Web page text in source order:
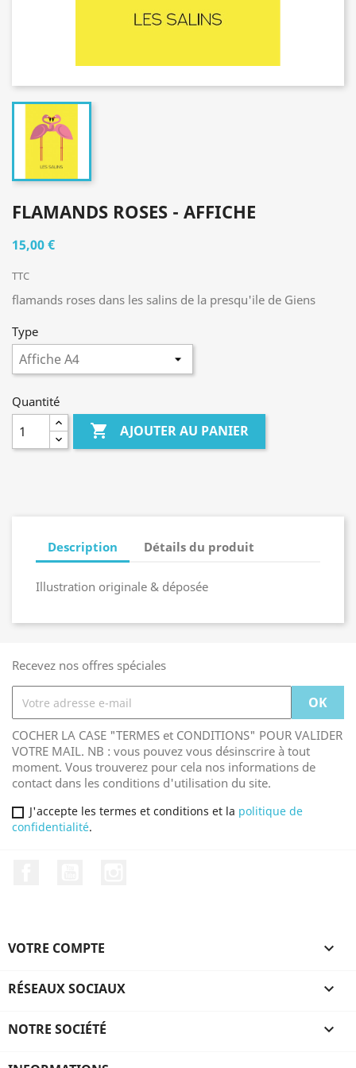
FLAMANDS ROSES - AFFICHE
15,00 €
TTC
flamands roses dans les salins de la presqu'ile de Giens
Type
Quantité
 AJOUTER AU PANIER
Description Détails du produit
Illustration originale & déposée
Recevez nos offres spéciales
COCHER LA CASE "TERMES et CONDITIONS" POUR VALIDER
VOTRE MAIL. NB : vous pouvez vous désinscrire à tout
moment. Vous trouverez pour cela nos informations de
contact dans les conditions d'utilisation du site.
J'accepte les termes et conditions et la politique de
confidentialité.
VOTRE COMPTE 
RÉSEAUX SOCIAUX 
NOTRE SOCIÉTÉ 